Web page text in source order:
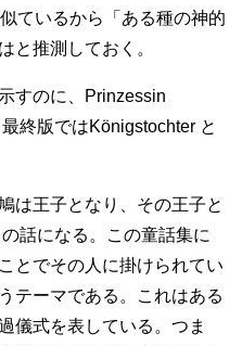
ているから「ある種の神的
と推測しておく。
すのに、Prinzessin
終版ではKönigstochter と
は王子となり、その王子と
話になる。この童話集に
とでその人に掛けられてい
テーマである。これはある
儀式を表している。つま